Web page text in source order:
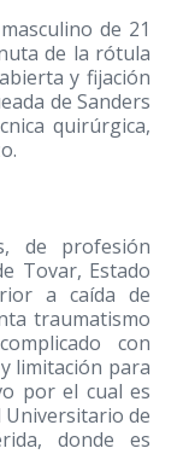
de 21
de la rótula
y fijación
de Sanders
quirúrgica,
de profesión
Tovar, Estado
a caída de
traumatismo
con
limitación para
por el cual es
Universitario de
donde es